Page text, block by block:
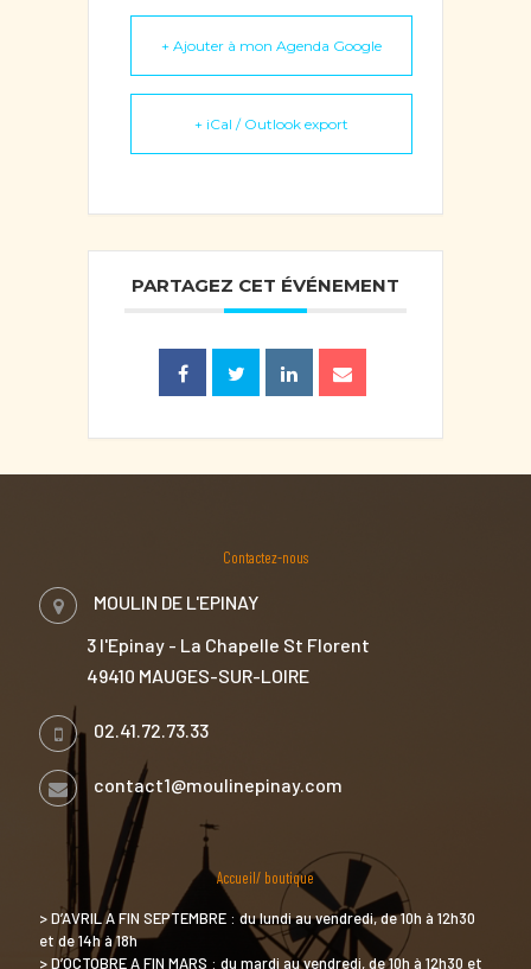
+ Ajouter à mon Agenda Google
+ iCal / Outlook export
PARTAGEZ CET ÉVÉNEMENT
Contactez-nous
MOULIN DE L'EPINAY
3 l'Epinay - La Chapelle St Florent
49410 MAUGES-SUR-LOIRE
02.41.72.73.33
contact1@moulinepinay.com
Accueil/ boutique
> D’AVRIL A FIN SEPTEMBRE : du lundi au vendredi, de 10h à 12h30
et de 14h à 18h
> D’OCTOBRE A FIN MARS : du mardi au vendredi, de 10h à 12h30 et